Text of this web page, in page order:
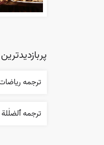
ترجمه
ترجمه ٱلضلٰلة